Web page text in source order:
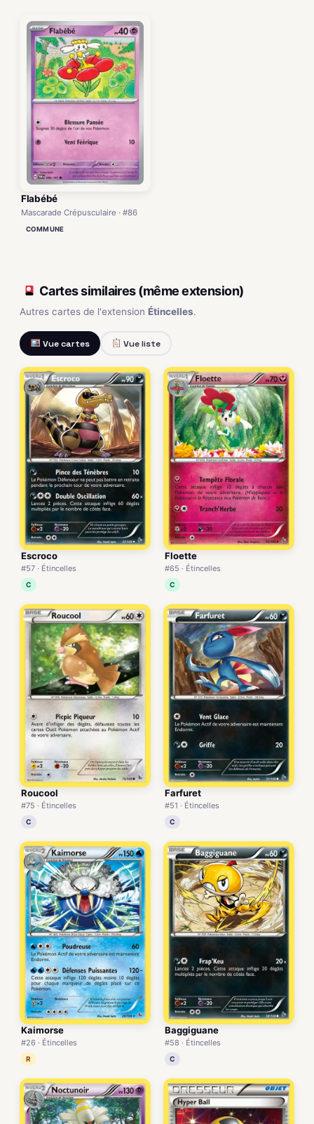
Flabébé
Mascarade Crépusculaire · #86
COMMUNE
Cartes similaires (même extension)
Autres cartes de l'extension Étincelles.
Vue cartes Vue liste
Escroco
#57 · Étincelles
C
Floette
#65 · Étincelles
C
Roucool
#75 · Étincelles
C
Farfuret
#51 · Étincelles
C
Kaimorse
#26 · Étincelles
R
Baggiguane
#58 · Étincelles
C